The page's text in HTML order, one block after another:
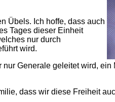
Übels. Ich hoffe, dass auch
Tages dieser Einheit
nur durch
wird.
Generale geleitet wird,
dass wir diese Freiheit